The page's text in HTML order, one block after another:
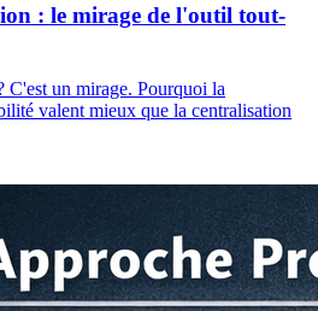
: le mirage de l'outil tout-
un mirage. Pourquoi la
valent mieux que la centralisation